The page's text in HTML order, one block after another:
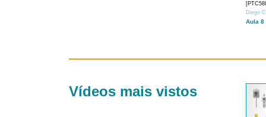
Diego
Aula 8
Vídeos mais vistos